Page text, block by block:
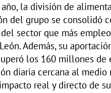
año, la división de
del grupo se consolidó
sector que más
Además, su
los 160 millones de
diaria cercana al
real y directo de